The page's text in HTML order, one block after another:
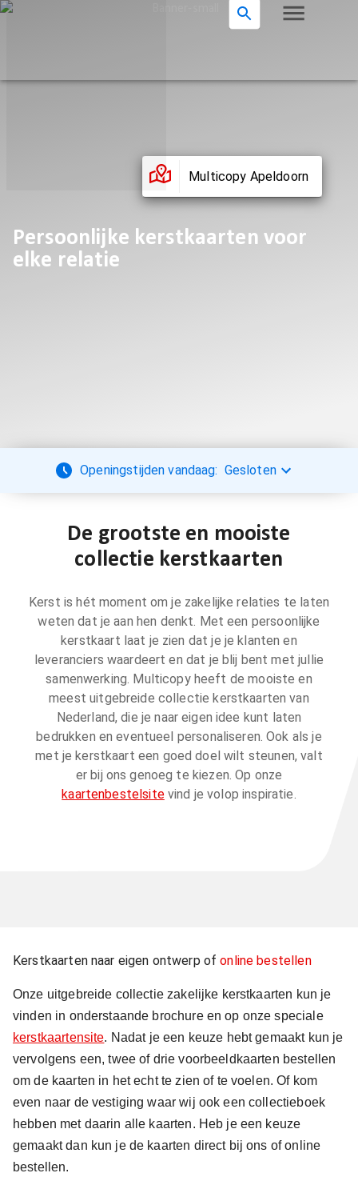
Multicopy Apeldoorn
Persoonlijke kerstkaarten voor
elke relatie
Openingstijden vandaag: Gesloten
De grootste en mooiste
collectie kerstkaarten
Kerst is hét moment om je zakelijke relaties te laten
weten dat je aan hen denkt. Met een persoonlijke
kerstkaart laat je zien dat je je klanten en
leveranciers waardeert en dat je blij bent met jullie
samenwerking. Multicopy heeft de mooiste en
meest uitgebreide collectie kerstkaarten van
Nederland, die je naar eigen idee kunt laten
bedrukken en eventueel personaliseren. Ook als je
met je kerstkaart een goed doel wilt steunen, valt
er bij ons genoeg te kiezen. Op onze
kaartenbestelsitevind je volop inspiratie.
Kerstkaarten naar eigen ontwerp ofonline bestellen
Onze uitgebreide collectie zakelijke kerstkaarten kun je
vinden in onderstaande brochure en op onze speciale
kerstkaartensite. Nadat je een keuze hebt gemaakt kun je
vervolgens een, twee of drie voorbeeldkaarten bestellen
om de kaarten in het echt te zien of te voelen. Of kom
even naar de vestiging waar wij ook een collectieboek
hebben met daarin alle kaarten. Heb je een keuze
gemaakt dan kun je de kaarten direct bij ons of online
bestellen.